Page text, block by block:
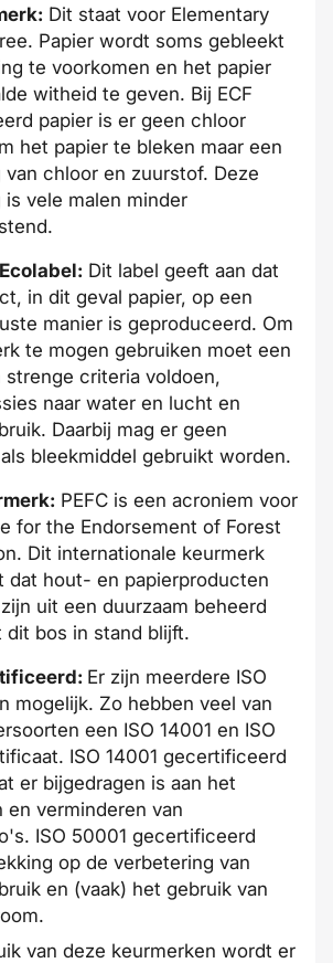
Dit staat voor Elementary
Papier wordt soms gebleekt
te voorkomen en het papier
witheid te geven. Bij ECF
papier is er geen chloor
het papier te bleken maar een
van chloor en zuurstof. Deze
is vele malen minder
Dit label geeft aan dat
in dit geval papier, op een
manier is geproduceerd. Om
te mogen gebruiken moet een
strenge criteria voldoen,
naar water en lucht en
Daarbij mag er geen
bleekmiddel gebruikt worden.
PEFC is een acroniem voor
for the Endorsement of Forest
Dit internationale keurmerk
dat hout- en papierproducten
uit een duurzaam beheerd
dit bos in stand blijft.
Er zijn meerdere ISO
mogelijk. Zo hebben veel van
een ISO 14001 en ISO
ISO 14001 gecertificeerd
er bijgedragen is aan het
en verminderen van
ISO 50001 gecertificeerd
op de verbetering van
en (vaak) het gebruik van
van deze keurmerken wordt er